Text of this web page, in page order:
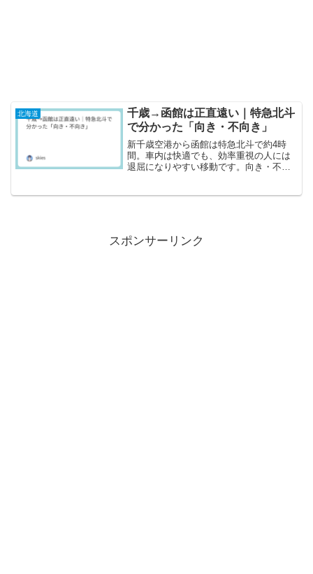
北海道
千歳→函館は正直遠い｜特急北斗
で分かった「向き・不向き」
新千歳空港から函館は特急北斗で約4時
間。車内は快適でも、効率重視の人には
退屈になりやすい移動です。向き・不向
スポンサーリンク